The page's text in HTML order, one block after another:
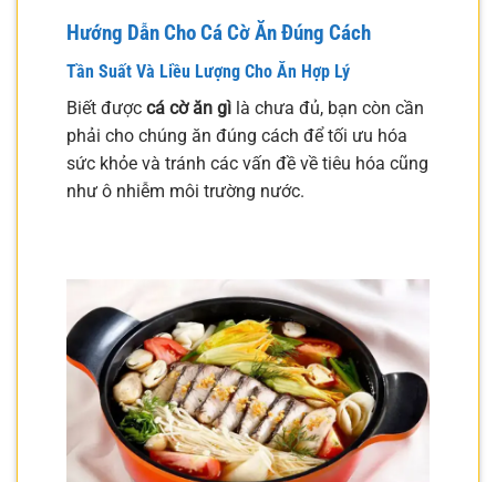
Hướng Dẫn Cho Cá Cờ Ăn Đúng Cách
Tần Suất Và Liều Lượng Cho Ăn Hợp Lý
Biết được cá cờ ăn gì là chưa đủ, bạn còn cần
phải cho chúng ăn đúng cách để tối ưu hóa
sức khỏe và tránh các vấn đề về tiêu hóa cũng
như ô nhiễm môi trường nước.